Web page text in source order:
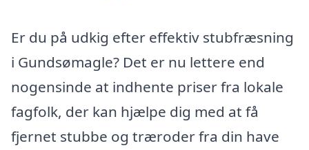
Er du på udkig efter effektiv stubfræsning
i Gundsømagle? Det er nu lettere end
nogensinde at indhente priser fra lokale
fagfolk, der kan hjælpe dig med at få
fjernet stubbe og træroder fra din have